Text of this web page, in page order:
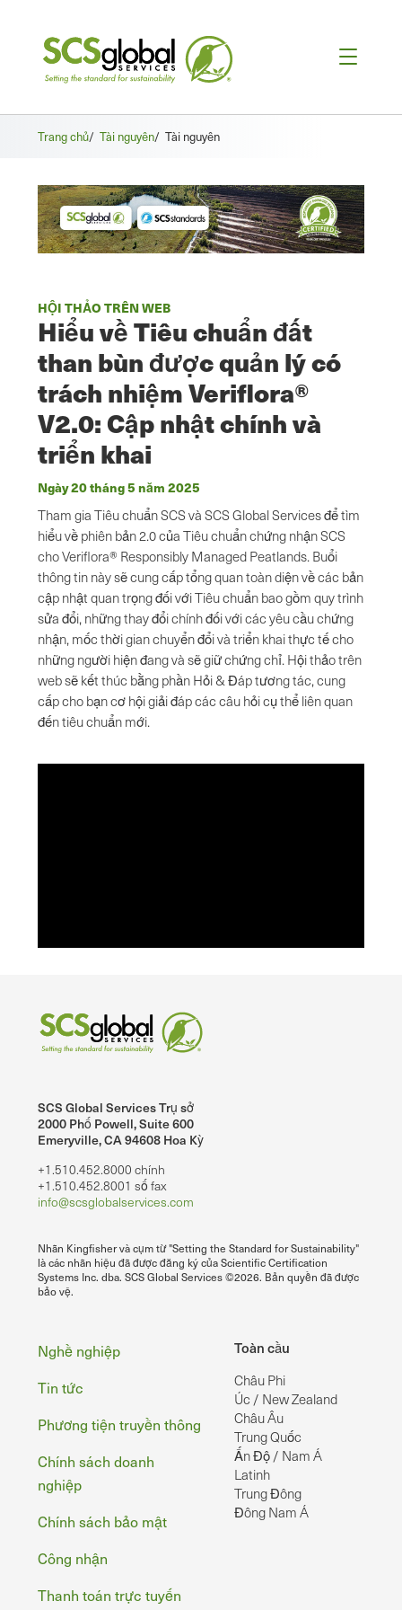
Trang chủ/ Tài nguyên/ Tài nguyên
HỘI THẢO TRÊN WEB
Hiểu về Tiêu chuẩn đất
than bùn được quản lý có
trách nhiệm Veriflora®
V2.0: Cập nhật chính và
triển khai
Ngày 20 tháng 5 năm 2025
Tham gia Tiêu chuẩn SCS và SCS Global Services để tìm
hiểu về phiên bản 2.0 của Tiêu chuẩn chứng nhận SCS
cho Veriflora® Responsibly Managed Peatlands. Buổi
thông tin này sẽ cung cấp tổng quan toàn diện về các bản
cập nhật quan trọng đối với Tiêu chuẩn bao gồm quy trình
sửa đổi, những thay đổi chính đối với các yêu cầu chứng
nhận, mốc thời gian chuyển đổi và triển khai thực tế cho
những người hiện đang và sẽ giữ chứng chỉ. Hội thảo trên
web sẽ kết thúc bằng phần Hỏi & Đáp tương tác, cung
cấp cho bạn cơ hội giải đáp các câu hỏi cụ thể liên quan
đến tiêu chuẩn mới.
SCS Global Services Trụ sở
2000 Phố Powell, Suite 600
Emeryville, CA 94608 Hoa Kỳ
+1.510.452.8000 chính
+1.510.452.8001 số fax
info@scsglobalservices.com
Nhãn Kingfisher và cụm từ "Setting the Standard for Sustainability"
là các nhãn hiệu đã được đăng ký của Scientific Certification
Systems Inc. dba. SCS Global Services ©2026. Bản quyền đã được
bảo vệ.
Toàn cầu
Châu Phi
Úc / New Zealand
Châu Âu
Trung Quốc
Ấn Độ / Nam Á
Latinh
Trung Đông
Đông Nam Á
Chân
Nghề nghiệp
Tin tức
Phương tiện truyền thông
Chính sách doanh
nghiệp
Chính sách bảo mật
Công nhận
Thanh toán trực tuyến